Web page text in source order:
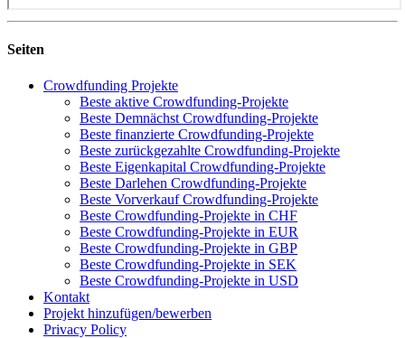
Seiten
Crowdfunding Projekte
Beste aktive Crowdfunding-Projekte
Beste Demnächst Crowdfunding-Projekte
Beste finanzierte Crowdfunding-Projekte
Beste zurückgezahlte Crowdfunding-Projekte
Beste Eigenkapital Crowdfunding-Projekte
Beste Darlehen Crowdfunding-Projekte
Beste Vorverkauf Crowdfunding-Projekte
Beste Crowdfunding-Projekte in CHF
Beste Crowdfunding-Projekte in EUR
Beste Crowdfunding-Projekte in GBP
Beste Crowdfunding-Projekte in SEK
Beste Crowdfunding-Projekte in USD
Kontakt
Projekt hinzufügen/bewerben
Privacy Policy